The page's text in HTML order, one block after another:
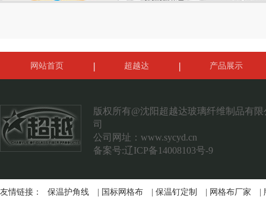
网站首页 超越达 产品展示
版权所有@沈阳超越达玻璃纤维制品有限
司
公司网址： www.sycyd.cn
备案号:辽ICP备14008103号-9
友情链接： 保温护角线 国标网格布 保温钉定制 网格布厂家 |